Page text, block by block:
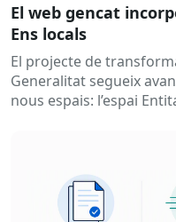
El web gencat
Ens locals
El projecte de
Generalitat segueix
nous espais: l’espai